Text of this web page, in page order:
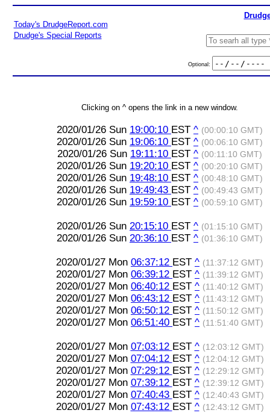
Today's DrudgeReport.com
Drudge's Special Reports
Optional:
Clicking on ^ opens the link in a new window.
2020/01/26 Sun 19:00:10 EST ^ (00:00:10 GMT)
2020/01/26 Sun 19:06:10 EST ^ (00:06:10 GMT)
2020/01/26 Sun 19:11:10 EST ^ (00:11:10 GMT)
2020/01/26 Sun 19:20:10 EST ^ (00:20:10 GMT)
2020/01/26 Sun 19:48:10 EST ^ (00:48:10 GMT)
2020/01/26 Sun 19:49:43 EST ^ (00:49:43 GMT)
2020/01/26 Sun 19:59:10 EST ^ (00:59:10 GMT)
2020/01/26 Sun 20:15:10 EST ^ (01:15:10 GMT)
2020/01/26 Sun 20:36:10 EST ^ (01:36:10 GMT)
2020/01/27 Mon 06:37:12 EST ^ (11:37:12 GMT)
2020/01/27 Mon 06:39:12 EST ^ (11:39:12 GMT)
2020/01/27 Mon 06:40:12 EST ^ (11:40:12 GMT)
2020/01/27 Mon 06:43:12 EST ^ (11:43:12 GMT)
2020/01/27 Mon 06:50:12 EST ^ (11:50:12 GMT)
2020/01/27 Mon 06:51:40 EST ^ (11:51:40 GMT)
2020/01/27 Mon 07:03:12 EST ^ (12:03:12 GMT)
2020/01/27 Mon 07:04:12 EST ^ (12:04:12 GMT)
2020/01/27 Mon 07:29:12 EST ^ (12:29:12 GMT)
2020/01/27 Mon 07:39:12 EST ^ (12:39:12 GMT)
2020/01/27 Mon 07:40:43 EST ^ (12:40:43 GMT)
2020/01/27 Mon 07:43:12 EST ^ (12:43:12 GMT)